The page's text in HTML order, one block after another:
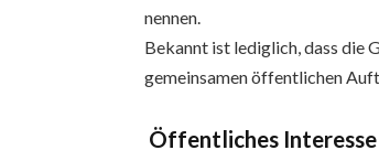
nennen.
Bekannt ist lediglich, dass die
gemeinsamen öffentlichen
Öffentliches